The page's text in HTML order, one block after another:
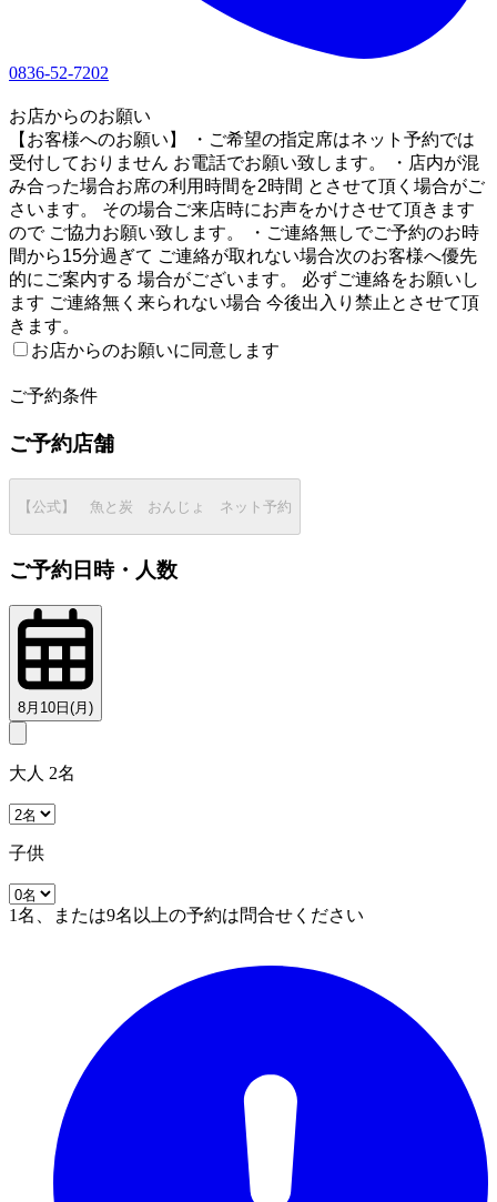
0836-52-7202
お店からのお願い
【お客様へのお願い】 ・ご希望の指定席はネット予約では
受付しておりません お電話でお願い致します。 ・店内が混
み合った場合お席の利用時間を2時間 とさせて頂く場合がご
さいます。 その場合ご来店時にお声をかけさせて頂きます
ので ご協力お願い致します。 ・ご連絡無しでご予約のお時
間から15分過ぎて ご連絡が取れない場合次のお客様へ優先
的にご案内する 場合がございます。 必ずご連絡をお願いし
ます ご連絡無く来られない場合 今後出入り禁止とさせて頂
きます。
お店からのお願いに同意します
ご予約条件
ご予約店舗
【公式】 魚と炭 おんじょ ネット予約
ご予約日時・人数
8月10日(月)
大人 2名
子供
1名、または9名以上の予約は問合せください